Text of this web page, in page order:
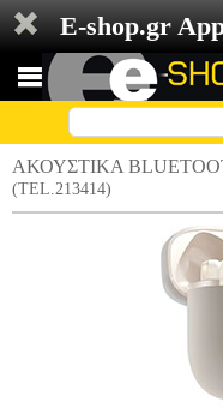
E-shop.gr
ΑΚΟΥΣΤΙΚΑ
(TEL.213414)